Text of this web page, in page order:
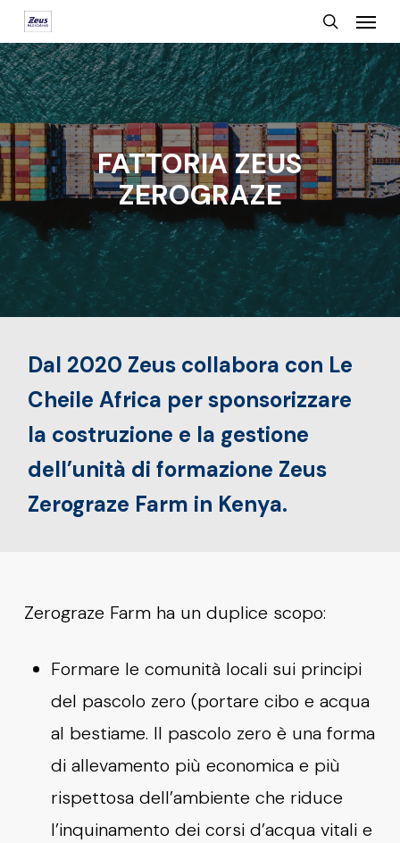
Skip
to
main
content
search
Menu
FATTORIA ZEUS
ZEROGRAZE
Dal 2020 Zeus collabora con Le
Cheile Africa per sponsorizzare
la costruzione e la gestione
dell’unità di formazione Zeus
Zerograze Farm in Kenya.
Zerograze Farm ha un duplice scopo:
Formare le comunità locali sui principi
del pascolo zero (portare cibo e acqua
al bestiame. Il pascolo zero è una forma
di allevamento più economica e più
rispettosa dell’ambiente che riduce
l’inquinamento dei corsi d’acqua vitali e